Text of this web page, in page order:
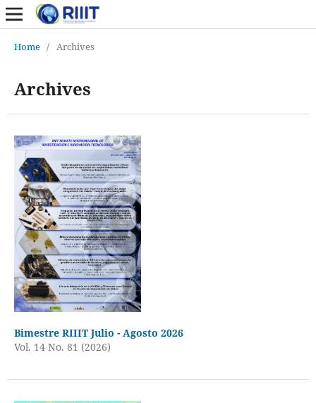
Home / Archives
Archives
Bimestre RIIIT Julio - Agosto 2026
Vol. 14 No. 81 (2026)